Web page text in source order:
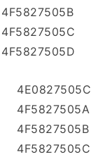
4F5827505B
4F5827505C
4F5827505D
4E0827505C
4F5827505A
4F5827505B
4F5827505C